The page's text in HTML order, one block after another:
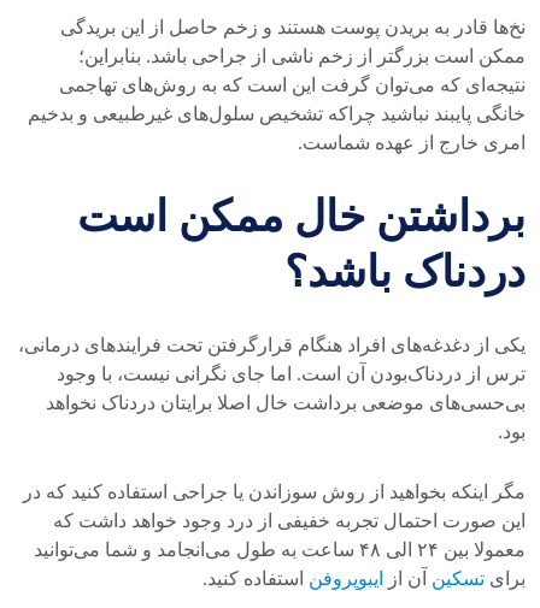
نخ‌ها قادر به بریدن پوست هستند و زخم حاصل از این بریدگی
ممکن است بزرگتر از زخم ناشی از جراحی باشد. بنابراین؛
نتیجه‌ای که می‌توان گرفت این است که به روش‌های تهاجمی
خانگی پایبند نباشید چراکه تشخیص سلول‌های غیرطبیعی و بدخیم
امری خارج از عهده شماست.
برداشتن خال ممکن است
دردناک باشد؟
یکی از دغدغه‌های افراد هنگام قرارگرفتن تحت فرایندهای درمانی،
ترس از دردناک‌بودن آن است. اما جای نگرانی نیست، با وجود
بی‌حسی‌های موضعی برداشت خال اصلا برایتان دردناک نخواهد
بود.
مگر اینکه بخواهید از روش سوزاندن یا جراحی استفاده کنید که در
این صورت احتمال تجربه خفیفی از درد وجود خواهد داشت که
معمولا بین ۲۴ الی ۴۸ ساعت به طول می‌انجامد و شما می‌توانید
برای تسکین آن از ایبوپروفن استفاده کنید.